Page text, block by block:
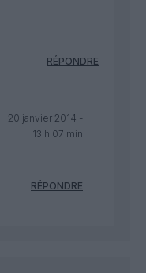
RÉPONDRE
20 janvier 2014 -
13 h 07 min
RÉPONDRE